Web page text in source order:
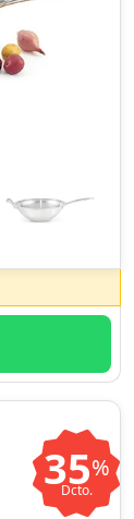
35%
Dcto.